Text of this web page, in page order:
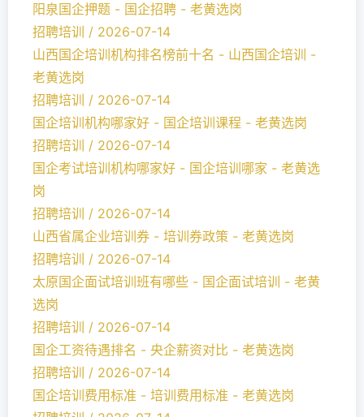
阳泉国企押题 - 国企招聘 - 老黄选岗
招聘培训 / 2026-07-14
山西国企培训机构排名榜前十名 - 山西国企培训 -
老黄选岗
招聘培训 / 2026-07-14
国企培训机构哪家好 - 国企培训课程 - 老黄选岗
招聘培训 / 2026-07-14
国企考试培训机构哪家好 - 国企培训哪家 - 老黄选
岗
招聘培训 / 2026-07-14
山西省属企业培训券 - 培训券政策 - 老黄选岗
招聘培训 / 2026-07-14
太原国企面试培训班有哪些 - 国企面试培训 - 老黄
选岗
招聘培训 / 2026-07-14
国企工资待遇排名 - 央企薪资对比 - 老黄选岗
招聘培训 / 2026-07-14
国企培训费用标准 - 培训费用标准 - 老黄选岗